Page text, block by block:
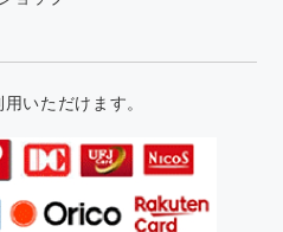
いただけます。